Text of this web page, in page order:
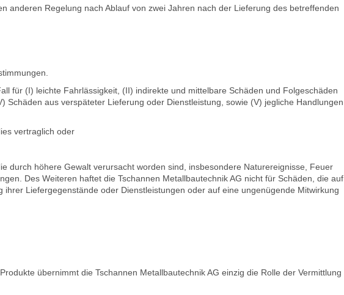
anderen Regelung nach Ablauf von zwei Jahren nach der Lieferung des betreffenden
für (I) leichte Fahrlässigkeit, (II) indirekte und mittelbare Schäden und Folgeschäden
aus verspäteter Lieferung oder Dienstleistung, sowie (V) jegliche Handlungen
vertraglich oder
durch höhere Gewalt verursacht worden sind, insbesondere Naturereignisse, Feuer
Des Weiteren haftet die Tschannen Metallbautechnik AG nicht für Schäden, die auf
Liefergegenstände oder Dienstleistungen oder auf eine ungenügende Mitwirkung
übernimmt die Tschannen Metallbautechnik AG einzig die Rolle der Vermittlung